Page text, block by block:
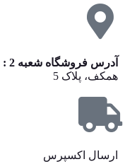
آدرس فروشگاه شعبه 2 :
همکف، پلاک 5
ارسال اکسپرس